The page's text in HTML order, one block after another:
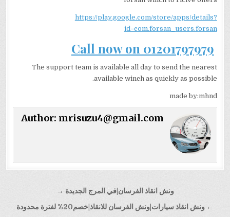
https://play.google.com/store/apps/details?
id=com.forsan_users.forsan
Call now on 01201797979
The support team is available all day to send the nearest
available winch as quickly as possible.
made by:mhnd
Author: mrisuzu4@gmail.com
المقالات
ونش انقاذ الفرسان|في المرج الجديدة →
← ونش انقاذ سيارات|ونش الفرسان للانقاذ|خصم20% لفترة محدودة